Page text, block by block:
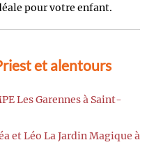
pour votre enfant.
et alentours
Les Garennes à Saint-
et Léo La Jardin Magique à